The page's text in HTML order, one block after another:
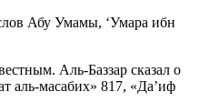
Абу Умамы, ‘Умара ибн
Аль-Баззар сказал о
аль-масабих» 817, «Да’иф